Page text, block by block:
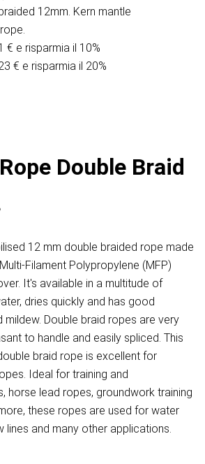
12mm. Kern mantle
€ e risparmia il 10%
€ e risparmia il 20%
Double Braid
12 mm double braided rope made
Filament Polypropylene (MFP)
It's available in a multitude of
dries quickly and has good
mildew. Double braid ropes are very
to handle and easily spliced. This
braid rope is excellent for
Ideal for training and
horse lead ropes, groundwork training
these ropes are used for water
lines and many other applications.